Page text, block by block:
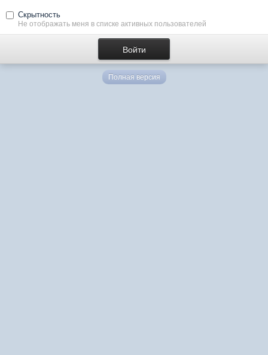
Скрытность
Не отображать меня в списке активных пользователей
Полная версия